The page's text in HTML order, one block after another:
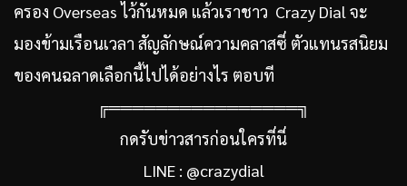
ครอง Overseas ไว้กันหมด แล้วเราชาว Crazy Dial จะ
มองข้ามเรือนเวลา สัญลักษณ์ความคลาสซี่ ตัวแทนรสนิยม
ของคนฉลาดเลือกนี้ไปได้อย่างไร ตอบที
╔════════════════╗
กดรับข่าวสารก่อนใครที่นี่
LINE : @crazydial